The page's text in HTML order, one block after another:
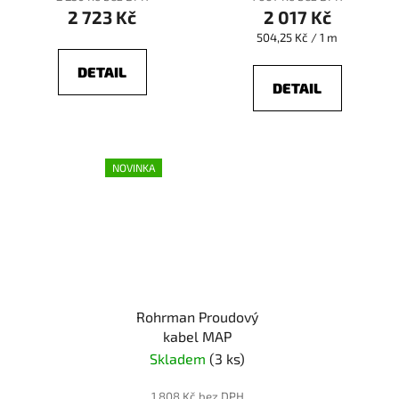
2 723 Kč
DETAIL
2 017 Kč
Měrná
504,25 Kč / 1 m
DETAIL
NOVINKA
Rohrman Proudový
kabel MAP
Skladem (3 ks)